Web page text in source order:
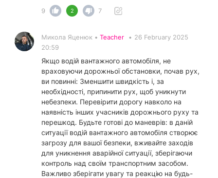
9 2 7
Микола Яценюк • Teacher • 26 February 2025
20:59
Якщо водій вантажного автомобіля, не
враховуючи дорожньої обстановки, почав рух,
ви повинні: Зменшити швидкість і, за
необхідності, припинити рух, щоб уникнути
небезпеки. Перевірити дорогу навколо на
наявність інших учасників дорожнього руху та
перешкод. Будьте готові до маневрів: в даній
ситуації водій вантажного автомобіля створює
загрозу для вашої безпеки, вживайте заходів
для уникнення аварійної ситуації, зберігаючи
контроль над своїм транспортним засобом.
Важливо зберігати увагу та реакцію на будь-